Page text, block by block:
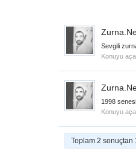
Sevgili
Konuyu
1998
Konuyu
Toplam 2 sonuçtan